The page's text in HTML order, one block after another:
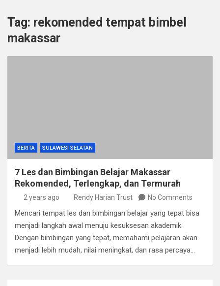
Tag: rekomended tempat bimbel
makassar
BERITA SULAWESI SELATAN
7 Les dan Bimbingan Belajar Makassar
Rekomended, Terlengkap, dan Termurah
2 years ago Rendy Harian Trust No Comments
Mencari tempat les dan bimbingan belajar yang tepat bisa
menjadi langkah awal menuju kesuksesan akademik.
Dengan bimbingan yang tepat, memahami pelajaran akan
menjadi lebih mudah, nilai meningkat, dan rasa percaya…